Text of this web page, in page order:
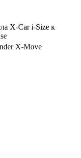
X-Car i-Size к
X-Move